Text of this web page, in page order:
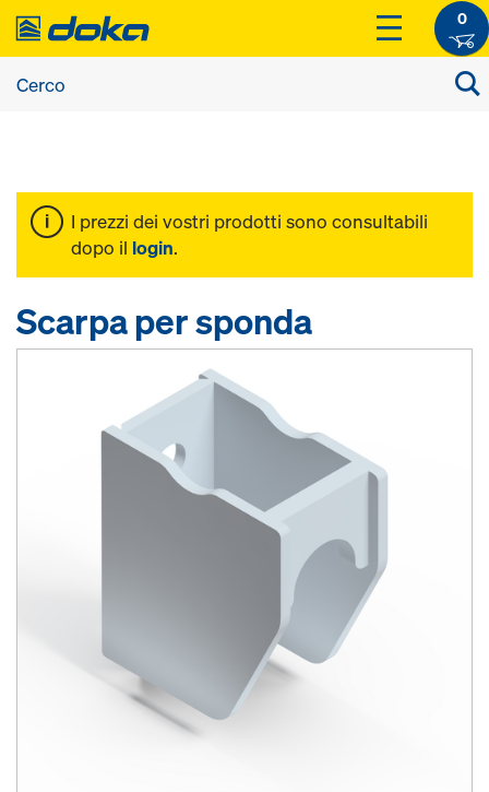
0
I prezzi dei vostri prodotti sono consultabili
dopo il login.
Scarpa per sponda